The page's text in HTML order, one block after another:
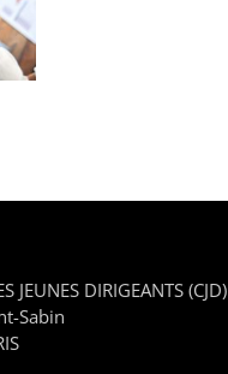
JEUNES DIRIGEANTS (CJD)
Sabin